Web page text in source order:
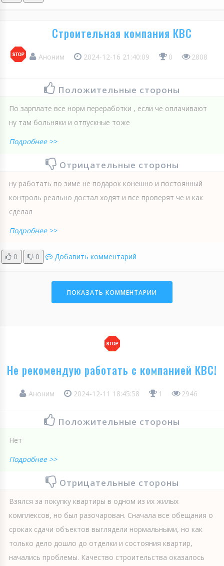
Строительная компания КВС
Аноним 2024-12-16 21:40:09 0 2808
Положительные стороны
По зарплате все норм переработки , если че оплачивают
ну там больняки и отпускные тоже
Подробнее >>
Отрицательные стороны
ну работать по зиме не подарок конешно и постоянный
контроль реально достал ходят и все проверят че и как
сделал
Подробнее >>
0 0 Добавить комментарий
ПОКАЗАТЬ КОММЕНТАРИИ
Не рекомендую работать с компанией КВС!
Аноним 2024-12-11 18:45:58 1 2946
Положительные стороны
Нет
Подробнее >>
Отрицательные стороны
Взялся за покупку квартиры в одном из их жилых
комплексов, но был разочарован. Сначала все обещания о
сроках сдачи объектов выглядели нормальными, но как
только дело дошло до отделки и состояния квартир,
начались проблемы. Качество строительства оказалось